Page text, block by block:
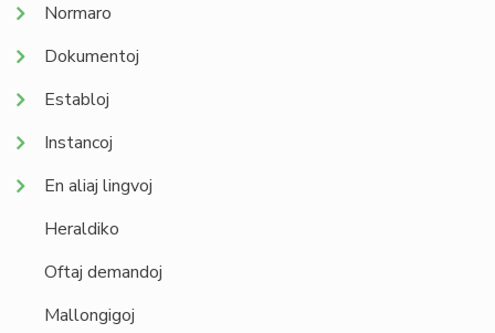
Normaro
Dokumentoj
Establoj
Instancoj
En aliaj lingvoj
Heraldiko
Oftaj demandoj
Mallongigoj